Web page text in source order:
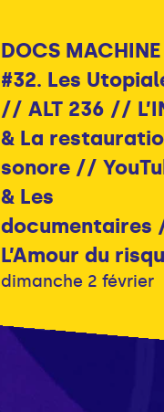
DOCS MACHINE
#32. Les
// ALT 236 //
& La
sonore //
& Les
documentaires
L’Amour du
dimanche 2 février